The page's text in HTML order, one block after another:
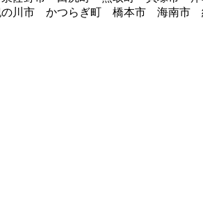
の川市 かつらぎ町 橋本市 海南